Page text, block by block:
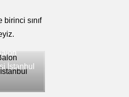
sınıf
İstanbul